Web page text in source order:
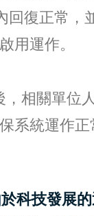
回復正常，
用運作。
，相關單位
系統運作正
科技發展